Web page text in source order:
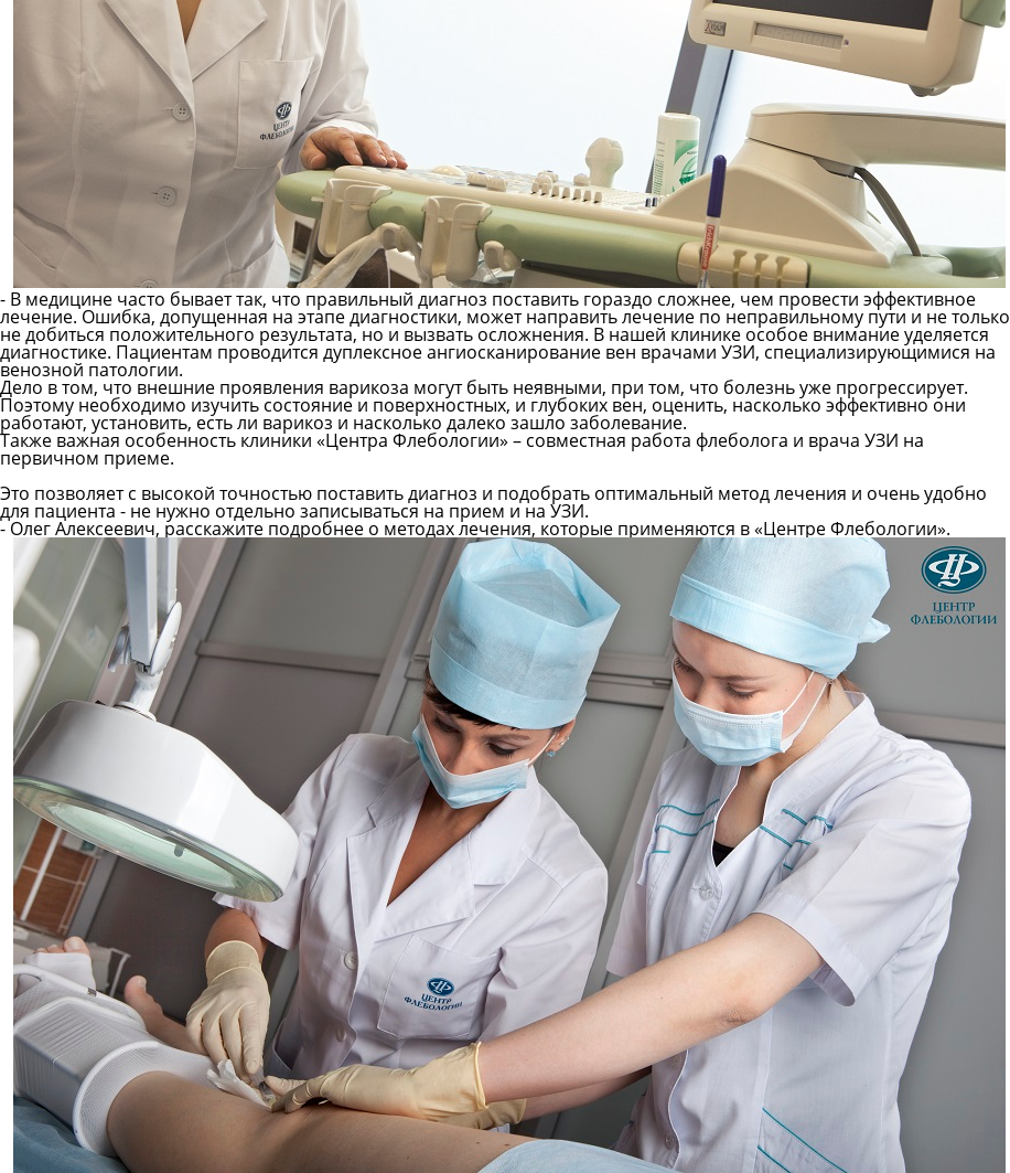
- В медицине часто бывает так, что правильный диагноз поставить гораздо сложнее, чем провести эффективное
лечение. Ошибка, допущенная на этапе диагностики, может направить лечение по неправильному пути и не только
не добиться положительного результата, но и вызвать осложнения. В нашей клинике особое внимание уделяется
диагностике. Пациентам проводится дуплексное ангиосканирование вен врачами УЗИ, специализирующимися на
венозной патологии.
Дело в том, что внешние проявления варикоза могут быть неявными, при том, что болезнь уже прогрессирует.
Поэтому необходимо изучить состояние и поверхностных, и глубоких вен, оценить, насколько эффективно они
работают, установить, есть ли варикоз и насколько далеко зашло заболевание.
Также важная особенность клиники «Центра Флебологии» – совместная работа флеболога и врача УЗИ на
первичном приеме.
Это позволяет с высокой точностью поставить диагноз и подобрать оптимальный метод лечения и очень удобно
для пациента - не нужно отдельно записываться на прием и на УЗИ.
- Олег Алексеевич, расскажите подробнее о методах лечения, которые применяются в «Центре Флебологии».